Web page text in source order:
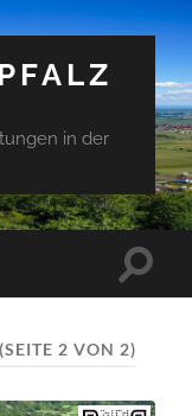
in der
(SEITE 2 VON 2)